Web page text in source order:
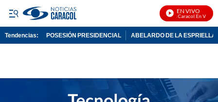
EN VIVO
Noticias Caracol En Vivo
Tendencias: POSESIÓN PRESIDENCIAL ABELARDO DE LA ESPRIELLA